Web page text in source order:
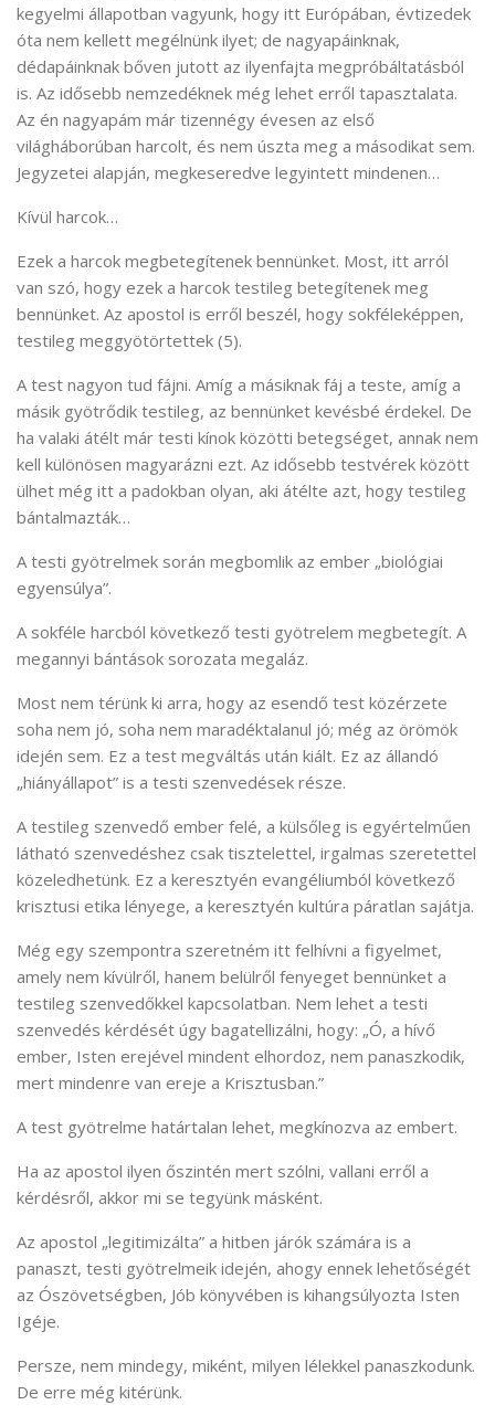
kegyelmi állapotban vagyunk, hogy itt Európában, évtizedek
óta nem kellett megélnünk ilyet; de nagyapáinknak,
dédapáinknak bőven jutott az ilyenfajta megpróbáltatásból
is. Az idősebb nemzedéknek még lehet erről tapasztalata.
Az én nagyapám már tizennégy évesen az első
világháborúban harcolt, és nem úszta meg a másodikat sem.
Jegyzetei alapján, megkeseredve legyintett mindenen…
Kívül harcok…
Ezek a harcok megbetegítenek bennünket. Most, itt arról
van szó, hogy ezek a harcok testileg betegítenek meg
bennünket. Az apostol is erről beszél, hogy sokféleképpen,
testileg meggyötörtettek (5).
A test nagyon tud fájni. Amíg a másiknak fáj a teste, amíg a
másik gyötrődik testileg, az bennünket kevésbé érdekel. De
ha valaki átélt már testi kínok közötti betegséget, annak nem
kell különösen magyarázni ezt. Az idősebb testvérek között
ülhet még itt a padokban olyan, aki átélte azt, hogy testileg
bántalmazták…
A testi gyötrelmek során megbomlik az ember „biológiai
egyensúlya”.
A sokféle harcból következő testi gyötrelem megbetegít. A
megannyi bántások sorozata megaláz.
Most nem térünk ki arra, hogy az esendő test közérzete
soha nem jó, soha nem maradéktalanul jó; még az örömök
idején sem. Ez a test megváltás után kiált. Ez az állandó
„hiányállapot” is a testi szenvedések része.
A testileg szenvedő ember felé, a külsőleg is egyértelműen
látható szenvedéshez csak tisztelettel, irgalmas szeretettel
közeledhetünk. Ez a keresztyén evangéliumból következő
krisztusi etika lényege, a keresztyén kultúra páratlan sajátja.
Még egy szempontra szeretném itt felhívni a figyelmet,
amely nem kívülről, hanem belülről fenyeget bennünket a
testileg szenvedőkkel kapcsolatban. Nem lehet a testi
szenvedés kérdését úgy bagatellizálni, hogy: „Ó, a hívő
ember, Isten erejével mindent elhordoz, nem panaszkodik,
mert mindenre van ereje a Krisztusban.”
A test gyötrelme határtalan lehet, megkínozva az embert.
Ha az apostol ilyen őszintén mert szólni, vallani erről a
kérdésről, akkor mi se tegyünk másként.
Az apostol „legitimizálta” a hitben járók számára is a
panaszt, testi gyötrelmeik idején, ahogy ennek lehetőségét
az Ószövetségben, Jób könyvében is kihangsúlyozta Isten
Igéje.
Persze, nem mindegy, miként, milyen lélekkel panaszkodunk.
De erre még kitérünk.